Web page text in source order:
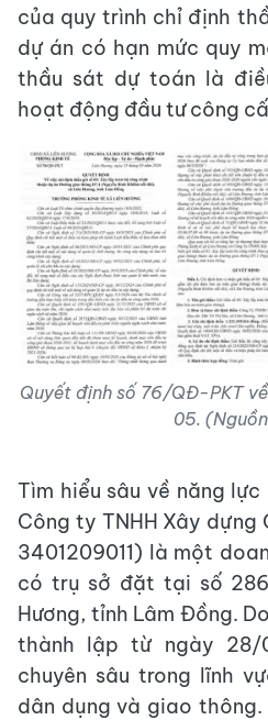
của quy trình chỉ định
dự án có hạn mức quy
thầu sát dự toán là
hoạt động đầu tư công
Quyết định số 76/QĐ-PKT
05.
Tìm hiểu sâu về năng
Công ty TNHH Xây dựng
3401209011) là một
có trụ sở đặt tại số
Hương, tỉnh Lâm Đồng.
thành lập từ ngày 28/
chuyên sâu trong lĩnh
dân dụng và giao